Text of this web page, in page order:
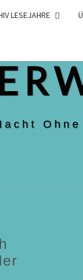
LESEJAHRE
Ohne